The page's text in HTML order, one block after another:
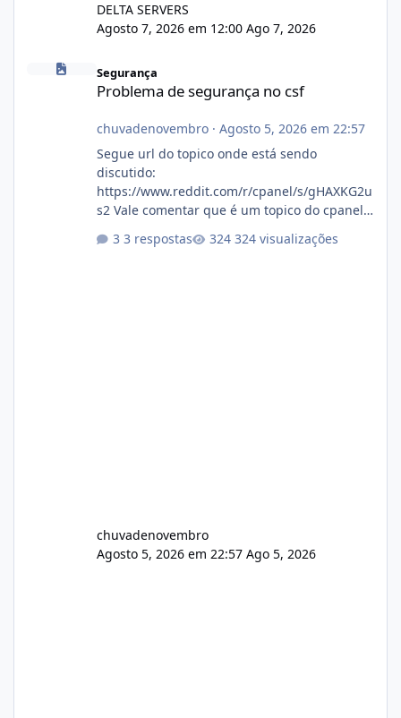
DELTA SERVERS
Agosto 7, 2026 em 12:00 Ago 7, 2026
Problema de segurança no csf
Segurança
Problema de segurança no csf
chuvadenovembro· Agosto 5, 2026 em 22:57
Segue url do topico onde está sendo
discutido:
https://www.reddit.com/r/cpanel/s/gHAXKG2u
s2 Vale comentar que é um topico do cpanel...
3 respostas 324 visualizações
chuvadenovembro
Agosto 5, 2026 em 22:57 Ago 5, 2026